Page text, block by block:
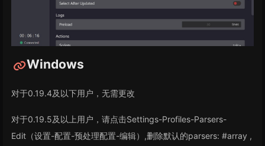
Windows
对于0.19.4及以下用户，无需更改
对于0.19.5及以上用户，请点击Settings-Profiles-Parsers-
Edit（设置-配置-预处理配置-编辑）,删除默认的parsers: #array ,